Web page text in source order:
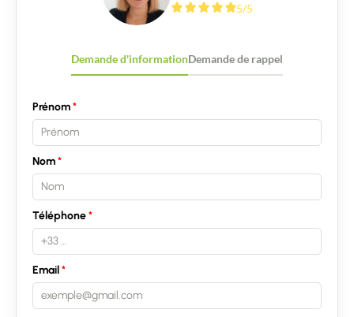
Actualités
Guides
5/5
Demande d'informationDemande de rappel
Prénom
Nom
Téléphone
Email